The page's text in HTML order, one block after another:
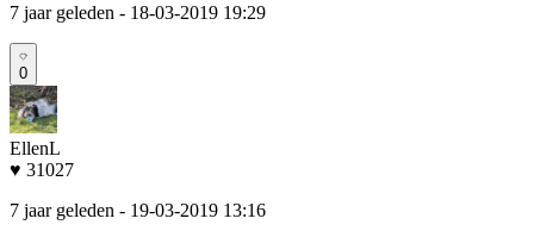
7 jaar geleden - 18-03-2019 19:29
0
EllenL
♥ 31027
7 jaar geleden - 19-03-2019 13:16